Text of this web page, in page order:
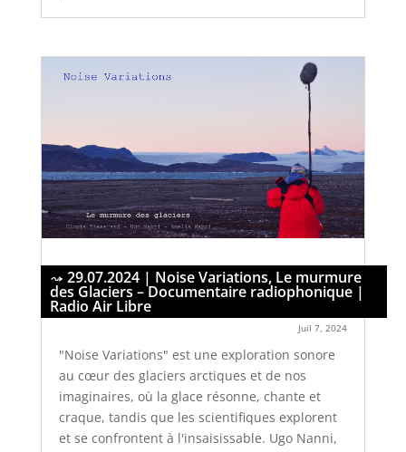
29.07.2024 | Noise Variations, Le murmure
des Glaciers – Documentaire radiophonique |
Radio Air Libre
Juil 7, 2024
"Noise Variations" est une exploration sonore
au cœur des glaciers arctiques et de nos
imaginaires, où la glace résonne, chante et
craque, tandis que les scientifiques explorent
et se confrontent à l'insaisissable. Ugo Nanni,